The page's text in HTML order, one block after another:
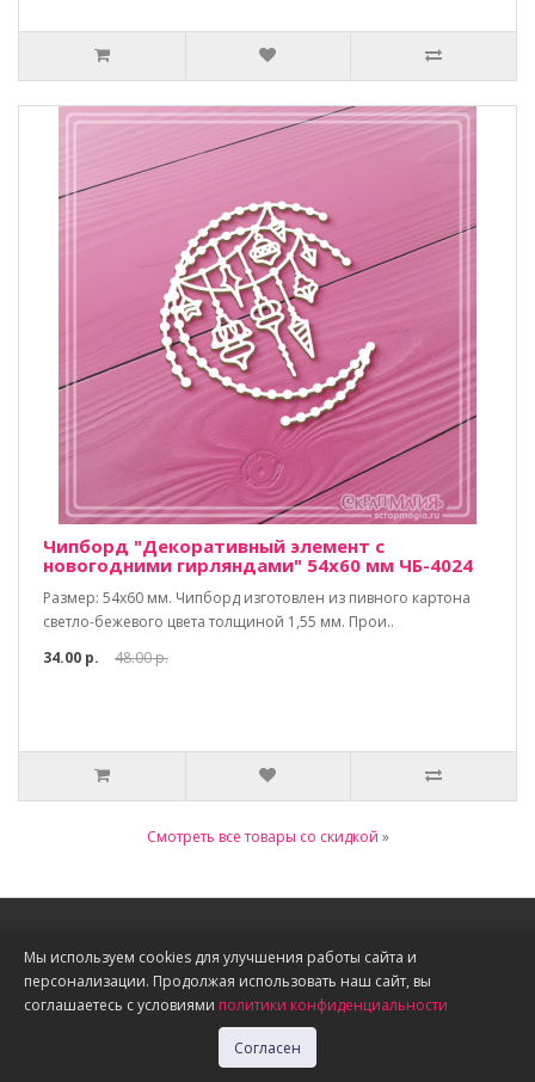
Чипборд "Декоративный элемент с
новогодними гирляндами" 54х60 мм ЧБ-4024
Размер: 54х60 мм. Чипборд изготовлен из пивного картона
светло-бежевого цвета толщиной 1,55 мм. Прои..
34.00 р.
48.00 р.
Смотреть все товары со скидкой »
Информация
О нас
Доставка, оплата, скидки
Политика конфиденциальности
Мы используем cookies для улучшения работы сайта и
персонализации. Продолжая использовать наш сайт, вы
соглашаетесь с условиями политики конфиденциальности
Согласен